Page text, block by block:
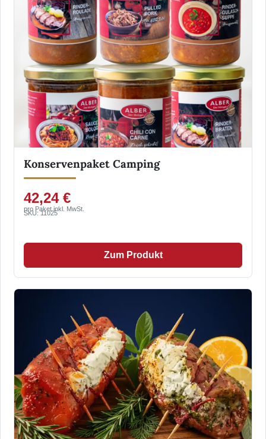
Konservenpaket Camping
42,24 €
pro Paket inkl. MwSt.
SKU: 11025
Zum Produkt